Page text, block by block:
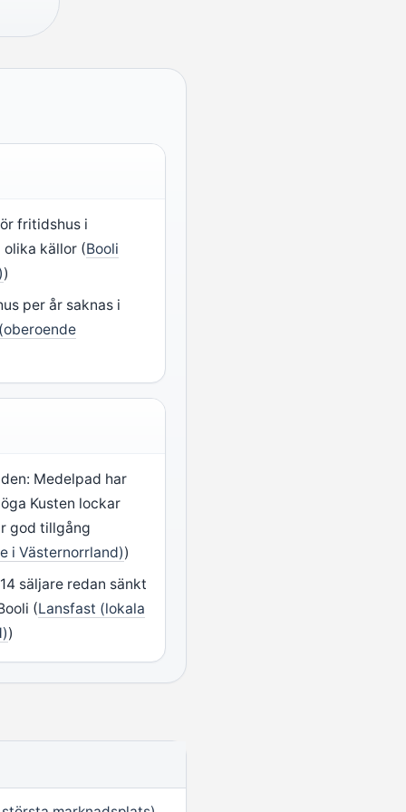
fritidshus i
olika källor (Booli
)
per år saknas i
Medelpad har
Kusten lockar
god tillgång
i Västernorrland))
säljare redan sänkt
(Lansfast (lokala
)